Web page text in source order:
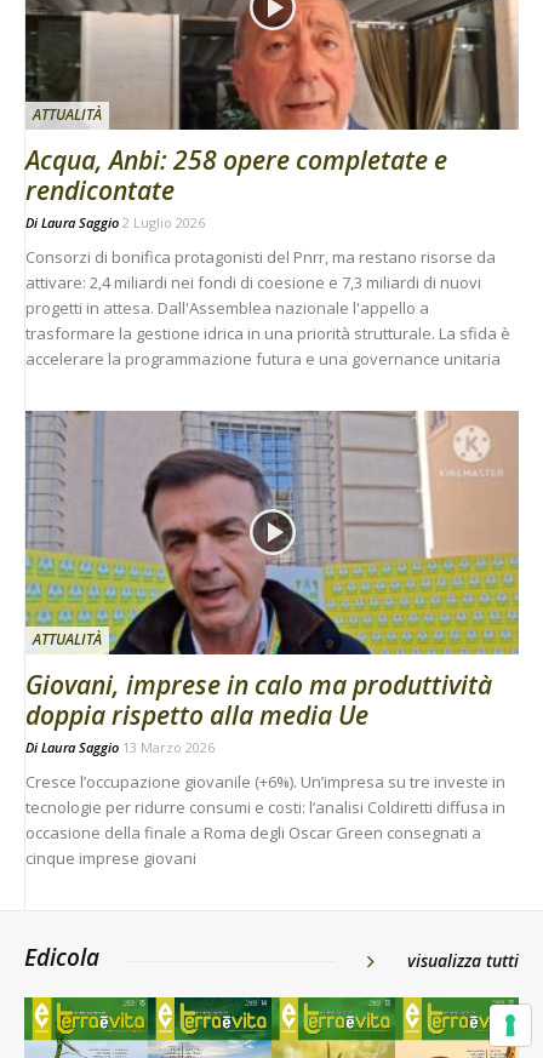
ATTUALITÀ
Acqua, Anbi: 258 opere completate e
rendicontate
Di Laura Saggio 2 Luglio 2026
Consorzi di bonifica protagonisti del Pnrr, ma restano risorse da
attivare: 2,4 miliardi nei fondi di coesione e 7,3 miliardi di nuovi
progetti in attesa. Dall'Assemblea nazionale l'appello a
trasformare la gestione idrica in una priorità strutturale. La sfida è
accelerare la programmazione futura e una governance unitaria
ATTUALITÀ
Giovani, imprese in calo ma produttività
doppia rispetto alla media Ue
Di Laura Saggio 13 Marzo 2026
Cresce l’occupazione giovanile (+6%). Un’impresa su tre investe in
tecnologie per ridurre consumi e costi: l’analisi Coldiretti diffusa in
occasione della finale a Roma degli Oscar Green consegnati a
cinque imprese giovani
Edicola visualizza tutti